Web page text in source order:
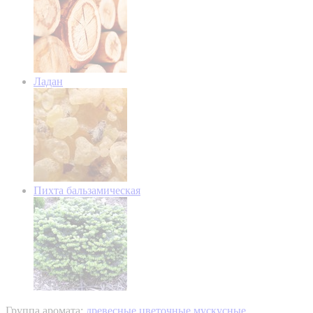
Ладан
Пихта бальзамическая
Группа аромата: древесные цветочные мускусные